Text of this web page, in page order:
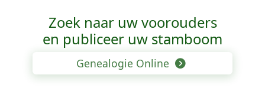
Zoek naar uw voorouders
en publiceer uw stamboom
Genealogie Online